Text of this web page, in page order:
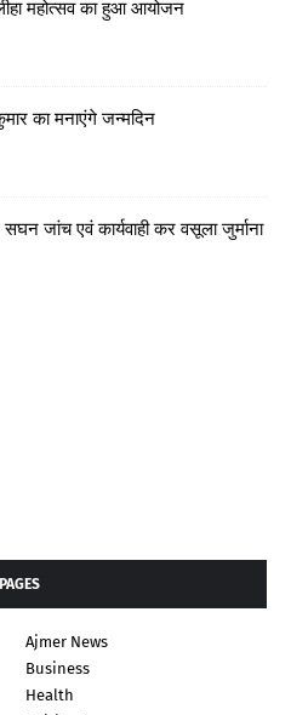
महोत्सव का हुआ आयोजन
का मनाएंगे जन्मदिन
जांच एवं कार्यवाही कर वसूला जुर्माना
PAGES
Ajmer News
Business
Health